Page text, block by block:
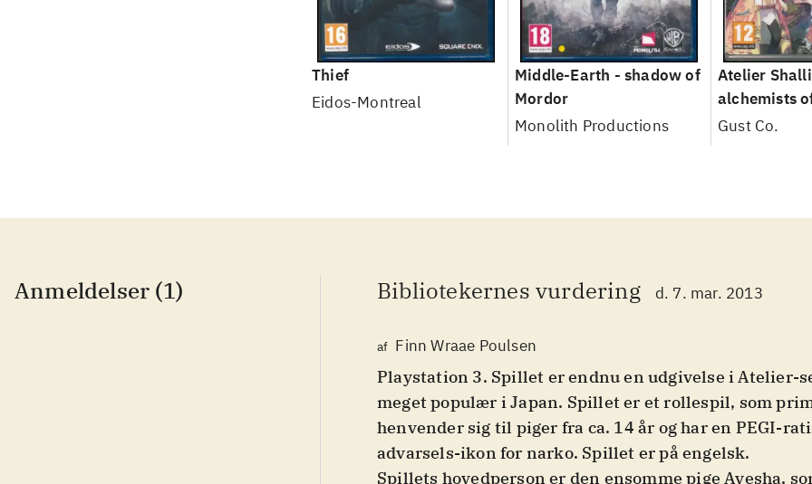
Thief
Eidos-Montreal
Middle-Earth - shadow of
Mordor
Monolith Productions
Atelier
alchemists
Sea
Gust Co.
Anmeldelser (1) Bibliotekernes vurdering d. 7. mar. 2013
af Finn Wraae Poulsen
Playstation 3. Spillet er endnu en udgivelse i Atelier-
meget populær i Japan. Spillet er et rollespil, som
henvender sig til piger fra ca. 14 år og har en PEGI-
advarsels-ikon for narko. Spillet er på engelsk.
Spillets hovedperson er den ensomme pige Ayesha,